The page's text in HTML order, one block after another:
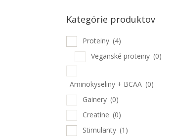
Kategórie produktov
Proteiny (4)
Veganské proteiny (0)
Aminokyseliny + BCAA (0)
Gainery (0)
Creatine (0)
Stimulanty (1)